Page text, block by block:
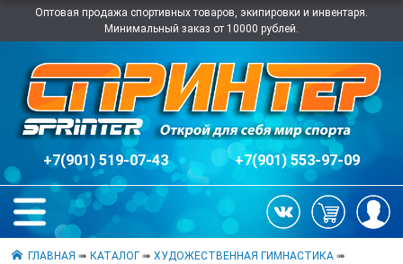
Оптовая продажа спортивных товаров, экипировки и инвентаря.
Минимальный заказ от 10000 рублей.
+7(901) 519-07-43 +7(901) 553-97-09
ГЛАВНАЯ ➠КАТАЛОГ ➠ХУДОЖЕСТВЕННАЯ ГИМНАСТИКА ➠